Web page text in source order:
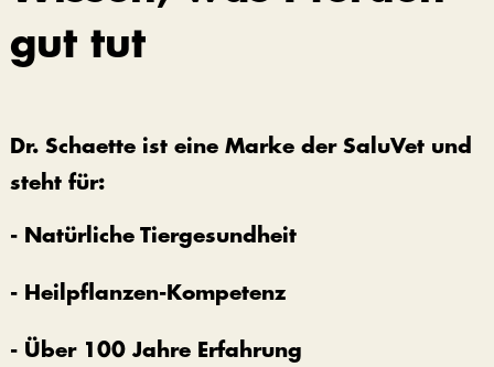
gut tut
Dr. Schaette ist eine Marke der SaluVet und
steht für:
- Natürliche Tiergesundheit
- Heilpflanzen-Kompetenz
- Über 100 Jahre Erfahrung